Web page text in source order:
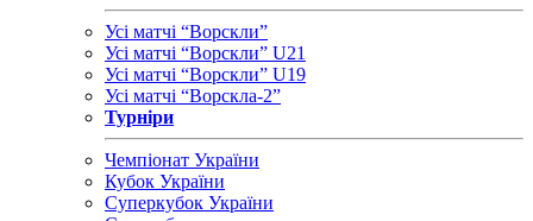
Усі матчі “Ворскли”
Усі матчі “Ворскли” U21
Усі матчі “Ворскли” U19
Усі матчі “Ворскла-2”
Турніри
Чемпіонат України
Кубок України
Суперкубок України